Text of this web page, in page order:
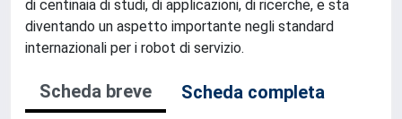
di centinaia di studi, di applicazioni, di ricerche, e sta
diventando un aspetto importante negli standard
internazionali per i robot di servizio.
Scheda breve
Scheda completa